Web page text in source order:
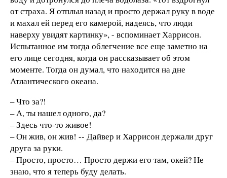
от страха. Я отплыл назад и просто держал руку в воде
и махал ей перед его камерой, надеясь, что люди
наверху увидят картинку», - вспоминает Харрисон.
Испытанное им тогда облегчение все еще заметно на
его лице сегодня, когда он рассказывает об этом
моменте. Тогда он думал, что находится на дне
Атлантического океана.
– Что за?!
– А, ты нашел одного, да?
– Здесь что-то живое!
– Он жив, он жив! -- Дайвер и Харрисон держали друг
друга за руки.
– Просто, просто… Просто держи его там, окей? Не
знаю, что я теперь буду делать.